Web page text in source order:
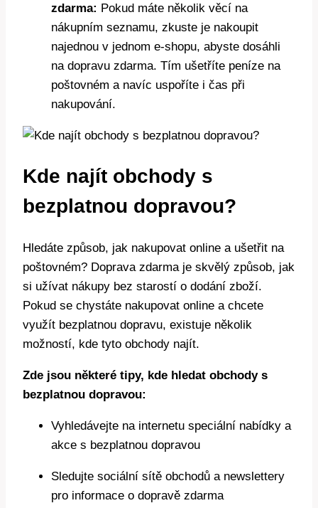
zdarma: Pokud máte několik věcí na
nákupním seznamu, zkuste je nakoupit
najednou v jednom e-shopu, abyste dosáhli
na dopravu zdarma. Tím ušetříte peníze na
poštovném a navíc uspoříte i čas při
nakupování.
Kde najít obchody s
bezplatnou dopravou?
Hledáte způsob, jak nakupovat online a ušetřit na
poštovném? Doprava zdarma je skvělý způsob, jak
si užívat nákupy bez starostí o dodání zboží.
Pokud se chystáte nakupovat online a chcete
využít bezplatnou dopravu, existuje několik
možností, kde tyto obchody najít.
Zde jsou některé tipy, kde hledat obchody s
bezplatnou dopravou:
Vyhledávejte na internetu speciální nabídky a
akce s bezplatnou dopravou
Sledujte sociální sítě obchodů a newslettery
pro informace o dopravě zdarma